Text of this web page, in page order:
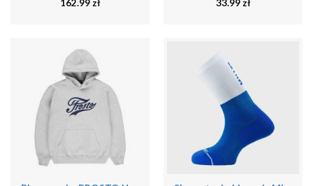
162.99 zł 33.99 zł